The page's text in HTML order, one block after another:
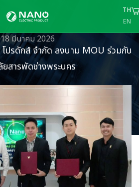
TH
EN
ปรดักส์ จำกัด ลงนาม MOU ร่วมกับ
ยสารพัดช่างพระนคร
18 มีนาคม 2026